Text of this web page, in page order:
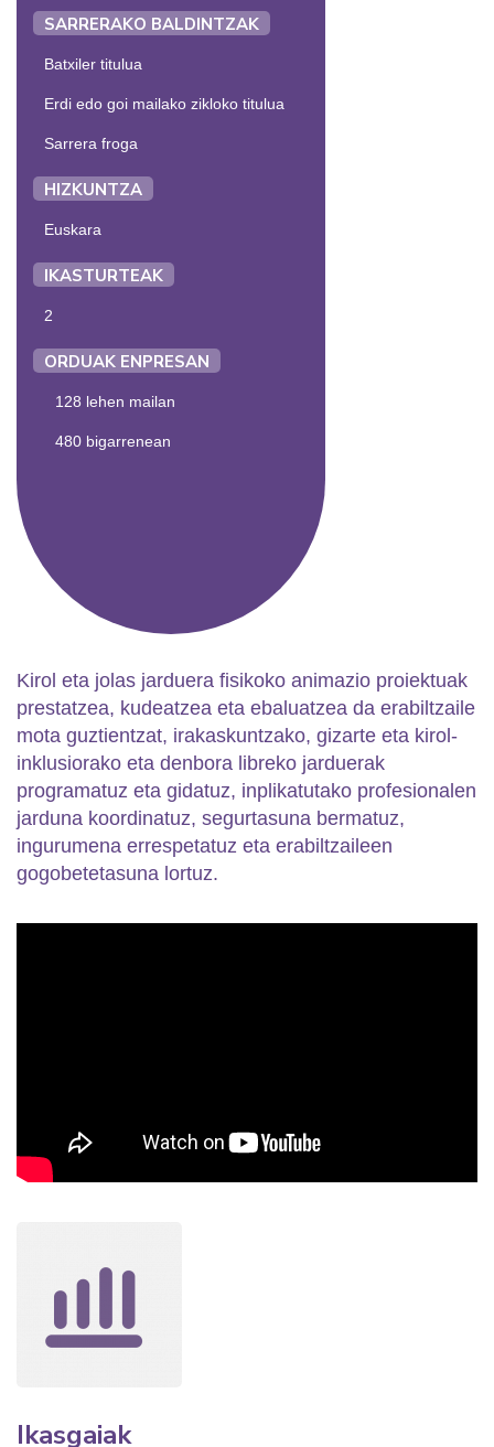
SARRERAKO BALDINTZAK
Batxiler titulua
Erdi edo goi mailako zikloko titulua
Sarrera froga
HIZKUNTZA
Euskara
IKASTURTEAK
2
ORDUAK ENPRESAN
128 lehen mailan
480 bigarrenean
Kirol eta jolas jarduera fisikoko animazio proiektuak
prestatzea, kudeatzea eta ebaluatzea da erabiltzaile
mota guztientzat, irakaskuntzako, gizarte eta kirol-
inklusiorako eta denbora libreko jarduerak
programatuz eta gidatuz, inplikatutako profesionalen
jarduna koordinatuz, segurtasuna bermatuz,
ingurumena errespetatuz eta erabiltzaileen
gogobetetasuna lortuz.
Ikasgaiak